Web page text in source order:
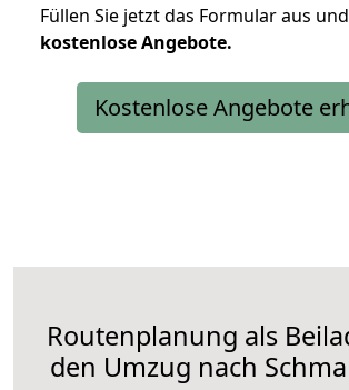
Füllen Sie jetzt das Formular aus
kostenloseAngebote.
Kostenlose Angebote
Routenplanung als
den Umzug nach